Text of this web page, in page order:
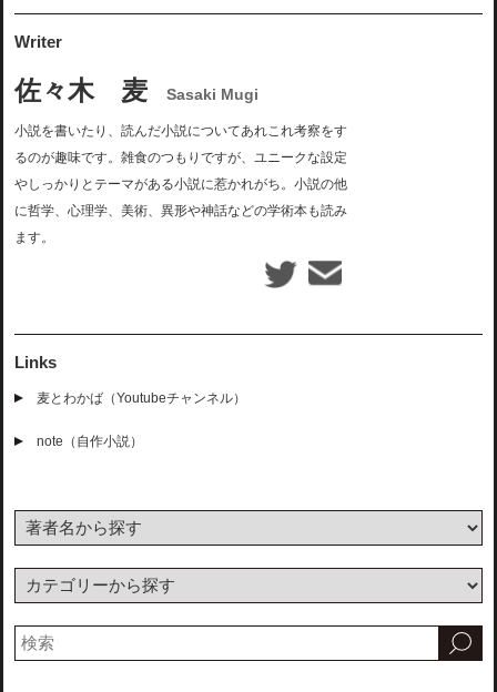
Writer
佐々木 麦 Sasaki Mugi
小説を書いたり、読んだ小説についてあれこれ考察をす
るのが趣味です。雑食のつもりですが、ユニークな設定
やしっかりとテーマがある小説に惹かれがち。小説の他
に哲学、心理学、美術、異形や神話などの学術本も読み
ます。
Links
麦とわかば（Youtubeチャンネル）
note（自作小説）